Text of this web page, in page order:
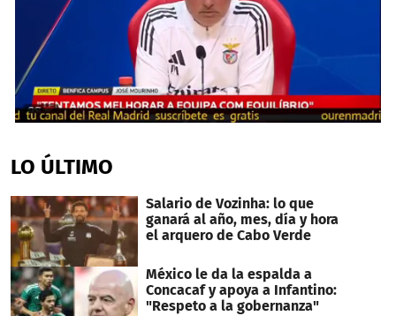
of
1
38
seconds
LO ÚLTIMO
Salario de Vozinha: lo que
ganará al año, mes, día y hora
el arquero de Cabo Verde
México le da la espalda a
Concacaf y apoya a Infantino:
"Respeto a la gobernanza"